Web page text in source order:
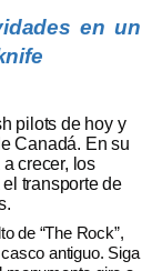
en un
pilots de hoy y
Canadá. En su
crecer, los
transporte de
de “The Rock”,
antiguo. Siga